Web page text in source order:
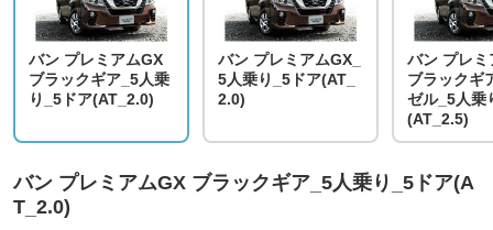
バン プレミアムGX
ブラックギア_5人乗
り_5ドア(AT_2.0)
バン プレミアムGX_
5人乗り_5ドア(AT_
2.0)
バン プレミ
ブラックギ
ゼル_5人乗
(AT_2.5)
バン プレミアムGX ブラックギア_5人乗り_5ドア(A
T_2.0)